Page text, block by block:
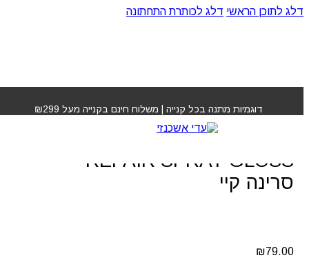
דלג לתוכן הראשי דלג לכותרת התחתונה
דוגמיות מתנה בכל קנייה | משלוח חינם בקנייה מעל ₪299GLOSS סרינה קיי
ספריי גלוס DAMAGE
REPAIR SPRAY GLOSS
סרינה קיי
₪79.00